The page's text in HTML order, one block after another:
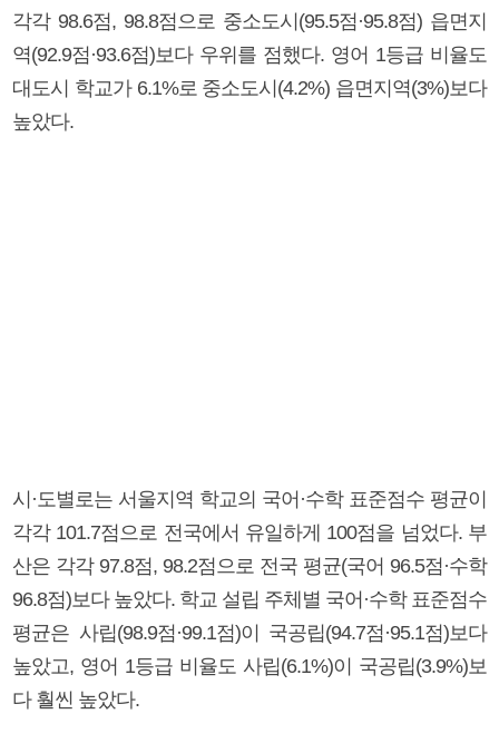
각각 98.6점, 98.8점으로 중소도시(95.5점·95.8점) 읍면지
역(92.9점·93.6점)보다 우위를 점했다. 영어 1등급 비율도
대도시 학교가 6.1%로 중소도시(4.2%) 읍면지역(3%)보다
높았다.
시·도별로는 서울지역 학교의 국어·수학 표준점수 평균이
각각 101.7점으로 전국에서 유일하게 100점을 넘었다. 부
산은 각각 97.8점, 98.2점으로 전국 평균(국어 96.5점·수학
96.8점)보다 높았다. 학교 설립 주체별 국어·수학 표준점수
평균은 사립(98.9점·99.1점)이 국공립(94.7점·95.1점)보다
높았고, 영어 1등급 비율도 사립(6.1%)이 국공립(3.9%)보
다 훨씬 높았다.